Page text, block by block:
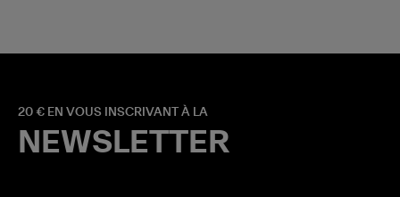
20 € EN VOUS INSCRIVANT À LA
NEWSLETTER